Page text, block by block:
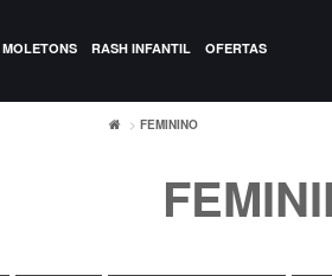
MOLETONS RASH INFANTIL OFERTAS
FEMININO